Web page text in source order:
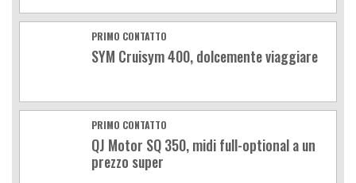
PRIMO CONTATTO
SYM Cruisym 400, dolcemente viaggiare
PRIMO CONTATTO
QJ Motor SQ 350, midi full-optional a un
prezzo super